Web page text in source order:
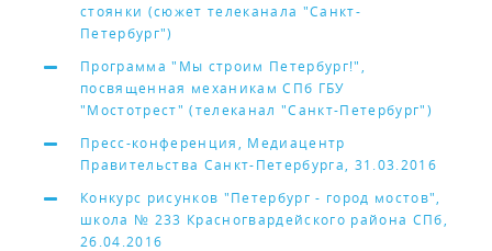
стоянки (сюжет телеканала "Санкт-
Петербург")
Программа "Мы строим Петербург!",
посвященная механикам СПб ГБУ
"Мостотрест" (телеканал "Санкт-Петербург")
Пресс-конференция, Медиацентр
Правительства Санкт-Петербурга, 31.03.2016
Конкурс рисунков "Петербург - город мостов",
школа № 233 Красногвардейского района СПб,
26.04.2016